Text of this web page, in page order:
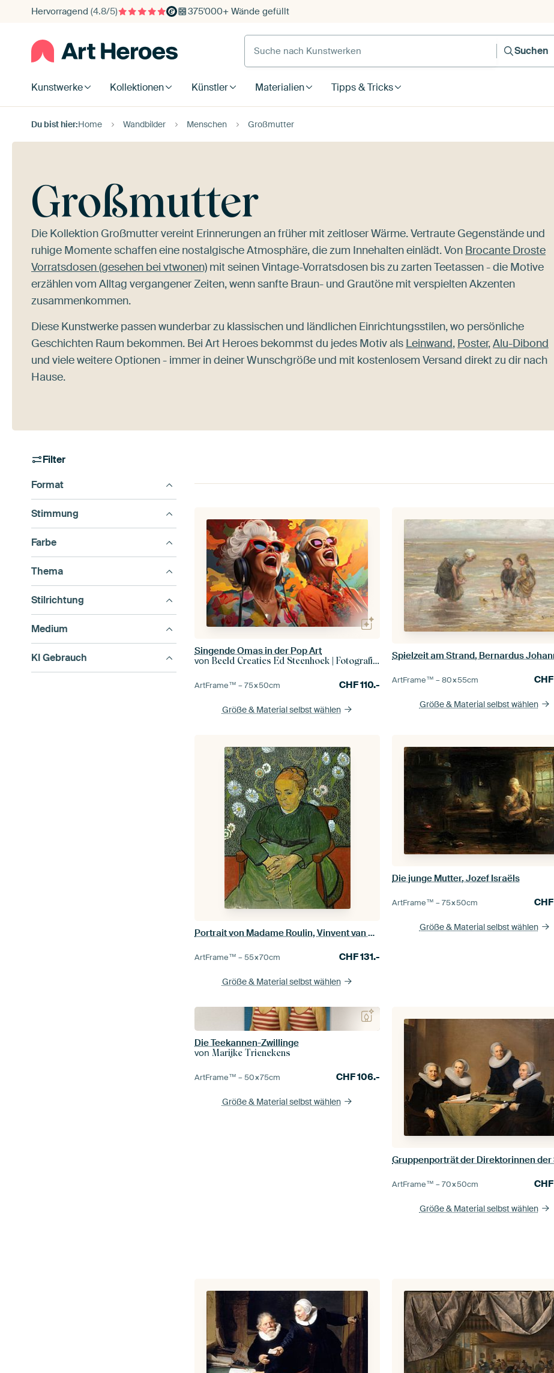
Hervorragend (4.8/5) 375'000+ Wände gefüllt
Suche nach Kunstwerken
Suchen
Kunstwerke Kollektionen Künstler Materialien Tipps & Tricks
Du bist hier:Home Wandbilder Menschen Großmutter
Großmutter
Die Kollektion Großmutter vereint Erinnerungen an früher mit zeitloser Wärme. Vertraute Gegenstände und
ruhige Momente schaffen eine nostalgische Atmosphäre, die zum Innehalten einlädt. Von Brocante Droste
Vorratsdosen (gesehen bei vtwonen) mit seinen Vintage-Vorratsdosen bis zu zarten Teetassen - die Motive
erzählen vom Alltag vergangener Zeiten, wenn sanfte Braun- und Grautöne mit verspielten Akzenten
zusammenkommen.
Diese Kunstwerke passen wunderbar zu klassischen und ländlichen Einrichtungsstilen, wo persönliche
Geschichten Raum bekommen. Bei Art Heroes bekommst du jedes Motiv als Leinwand, Poster,Alu-Dibond
und viele weitere Optionen - immer in deiner Wunschgröße und mit kostenlosem Versand direkt zu dir nach
Hause.
Filter
Format
Stimmung
Farbe
Thema
Stilrichtung
Medium
KI Gebrauch
Singende Omas in der Pop Art
vonBeeld Creaties Ed Steenhoek | Fotografie und künstliche Bilder
ArtFrame™ –75×50cm CHF110.-
Größe & Material selbst wählen
ArtFrame™ –80×55cm CHF
Größe & Material selbst wählen
Portrait von Madame Roulin, Vinvent van Gogh
ArtFrame™ –55×70cm CHF131.-
Größe & Material selbst wählen
Die junge Mutter, Jozef Israëls
ArtFrame™ –75×50cm CHF
Größe & Material selbst wählen
Die Teekannen-Zwillinge
vonMarijke Trienekens
ArtFrame™ –50×75cm CHF106.-
Größe & Material selbst wählen
ArtFrame™ –70×50cm CHF
Größe & Material selbst wählen